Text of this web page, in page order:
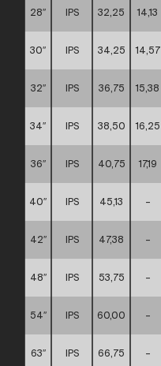
28″ IPS 32,25 14,13
30″ IPS 34,25 14,57
32″ IPS 36,75 15,38
34″ IPS 38,50 16,25
36″ IPS 40,75 17,19
40″ IPS 45,13 –
42″ IPS 47,38 –
48″ IPS 53,75 –
54″ IPS 60,00 –
63″ IPS 66,75 –